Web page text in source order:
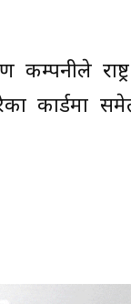
कम्पनीले
कार्डमा